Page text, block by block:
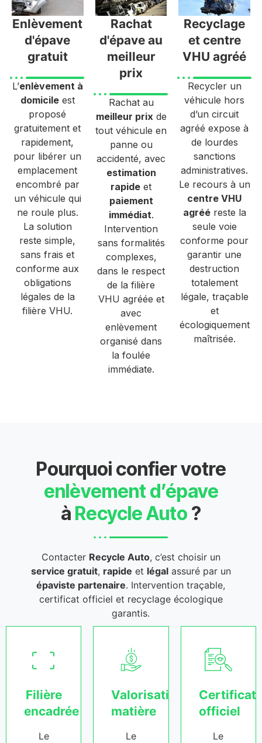
Enlèvement
d'épave
gratuit
L’enlèvement à
domicileest
proposé
gratuitement et
rapidement,
pour libérer un
emplacement
encombré par
un véhicule qui
ne roule plus.
La solution
reste simple,
sans frais et
conforme aux
obligations
légales de la
filière VHU.
Rachat
d'épave au
meilleur
prix
Rachat au
meilleur prixde
tout véhicule en
panne ou
accidenté, avec
estimation
rapide et
paiement
immédiat.
Intervention
sans formalités
complexes,
dans le respect
de la filière
VHU agréée et
avec
enlèvement
organisé dans
la foulée
immédiate.
Recyclage
et centre
VHU agréé
Recycler un
véhicule hors
d’un circuit
agréé expose à
de lourdes
sanctions
administratives.
Le recours à un
centre VHU
agrééreste la
seule voie
conforme pour
garantir une
destruction
totalement
légale, traçable
et
écologiquement
maîtrisée.
Pourquoi confier votre
enlèvement d’épave
à Recycle Auto ?
Contacter Recycle Auto, c’est choisir un
service gratuit, rapide et légalassuré par un
épaviste partenaire. Intervention traçable,
certificat officiel et recyclage écologique
garantis.
Filière
encadrée
Le
Valorisation
matière
Le
Certificat
officiel
Le